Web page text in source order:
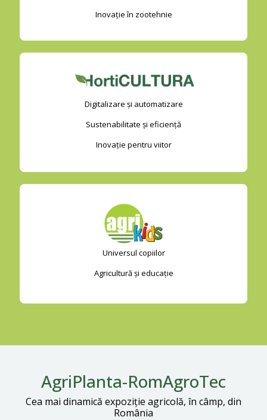
Inovație în zootehnie
Digitalizare și automatizare
Sustenabilitate și eficiență
Inovație pentru viitor
Universul copiilor
Agricultură și educație
AgriPlanta-RomAgroTec
Cea mai dinamică expoziţie agricolă, în câmp, din
România